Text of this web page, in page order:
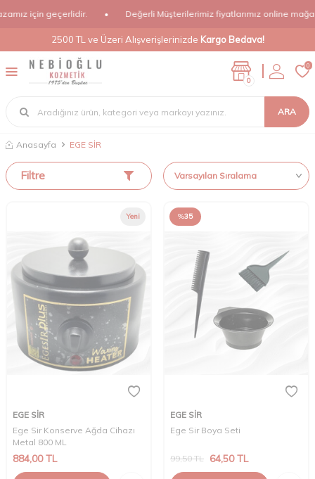
için geçerlidir. Değerli Müşterilerimiz fiyatlarımız online
2500 TL ve Üzeri Alışverişlerinizde Kargo Bedava!
ARA
0
0
Anasayfa EGE SİR
Filtre
Yeni
EGE SİR
Ege Sir Konserve Ağda Cihazı
Metal 800 ML
884,00TL
%35
EGE SİR
Ege Sir Boya Seti
99,50TL 64,50TL